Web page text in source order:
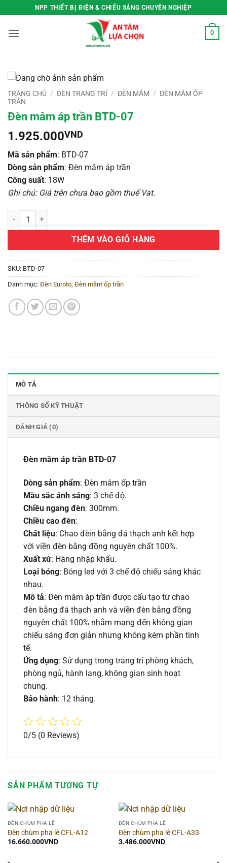
qua
nội
NPP THIẾT BỊ ĐIỆN & CHIẾU SÁNG CHUYÊN NGHIỆP
0
TRANG CHỦ / ĐÈN TRANG TRÍ / ĐÈN MÂM / ĐÈN MÂM ỐP
TRẦN
Đèn mâm áp trần BTD-07
1.925.000VND
Mã sản phẩm: BTD-07
Dòng sản phẩm: Đèn mâm áp trần
Công suất: 18W
Ghi chú: Giá trên chưa bao gồm thuế Vat.
Đèn mâm áp trần BTD-07 số lượng
THÊM VÀO GIỎ HÀNG
SKU: BTD-07
Danh mục: Đèn Euroto Đèn mâm ốp trần
MÔ TẢ
THÔNG SỐ KỸ THUẬT
ĐÁNH GIÁ (0)
Đèn mâm áp trần BTD-07
Dòng sản phẩm: Đèn mâm ốp trần
Màu sắc ánh sáng: 3 chế độ.
Chiều ngang đèn: 300mm.
Chiều cao đèn:
Chất liệu: Chao đèin bằng đá thạch anh kết hợp
với viền đèn bằng đồng nguyên chất 100%.
Xuất xứ: Hàng nhập khẩu.
Loại bóng: Bóng led với 3 chế độ chiếu sáng khác
nhau.
Mô tả: Đèn mâm áp trần được cấu tạo từ chao
đèn bằng đá thạch anh và viền đèn bằng đồng
nguyên chất 100% nhằm mang đến không gian
chiếu sáng đơn giản nhưng không kém phần tinh
tế.
Ứng dụng: Sử dụng trong trang trí phòng khách,
phòng ngủ, hành lang, không gian sinh hoạt
chung.
Bảo hành: 12 tháng.
0/5 (0 Reviews)
SẢN PHẨM TƯƠNG TỰ
ĐÈN CHÙM PHA LÊ
Đèn chùm pha lê CFL-A12
16.660.000VND
ĐÈN CHÙM PHA LÊ
Đèn chùm pha lê CFL-A33
3.486.000VND